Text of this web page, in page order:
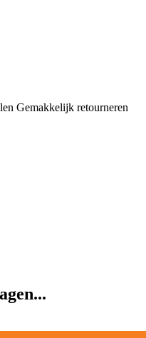
Gemakkelijk retourneren